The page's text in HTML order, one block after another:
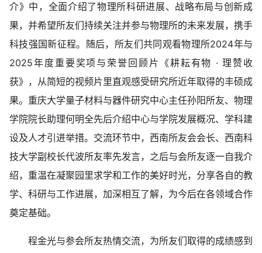
介》中，全面介绍了物理所科研进展、战略布局与创新成
果，并希望所友们持续关注并参与物理所的未来发展，携手
科技强国新征程。随后，所友们共同观看物理所2024年与
2025年度重要奖项与荣誉回顾片《耕耘有物 · 理赞收
获》，从简短的视频片里直观感受研究所近年取得的丰硕成
果。重庆大学量子材料与器件研究中心主任孙阳所友、物理
学院院长助理何明全先后介绍中心与学院发展概况、学科建
设及人才引进举措。交流环节中，西南所友会会长、西南科
技大学副校长代波所友率先发言，之后与会所友逐一自我介
绍，重温在凝聚园里求学和工作的美好时光，分享各自的教
学、科研与工作进展，加深相互了解，为今后在各领域合作
奠定基础。
程金光与参会所友热情交流，为所友们取得的成绩感到